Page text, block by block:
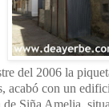
del 2006 la
acabó con un
Siña Amelia,